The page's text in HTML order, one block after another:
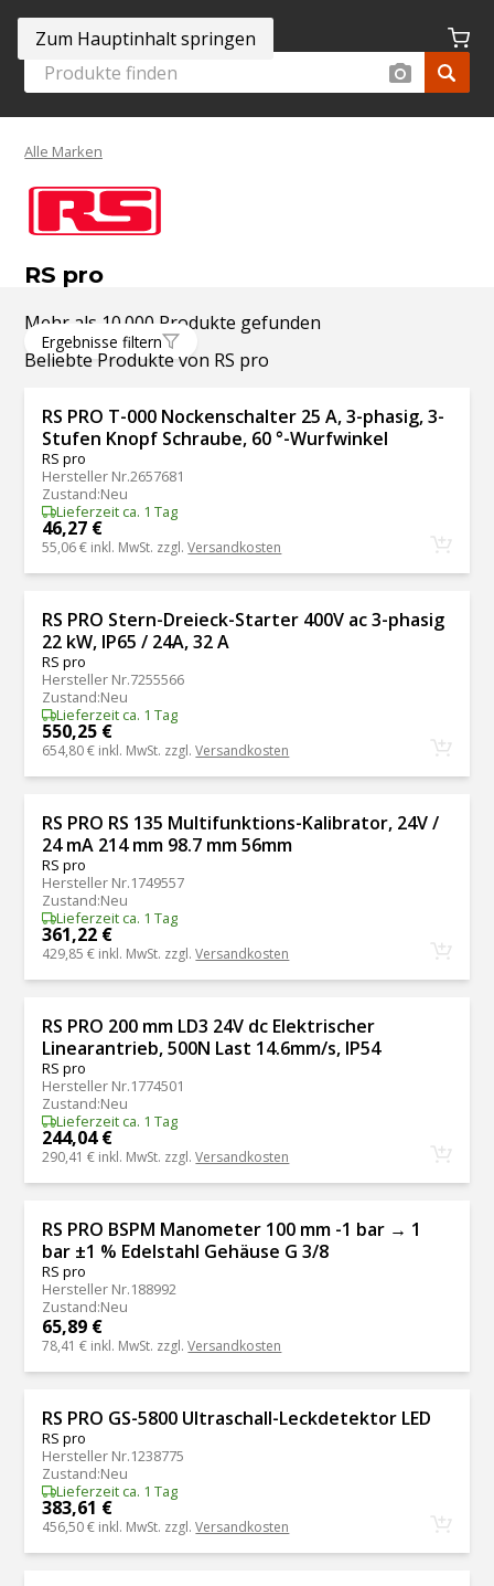
Zum Hauptinhalt springen
Alle Marken
RS pro
Mehr als 10.000 Produkte gefunden
Ergebnisse filtern
Beliebte Produkte von RS pro
RS PRO T-000 Nockenschalter 25 A, 3-phasig, 3-
Stufen Knopf Schraube, 60 °-Wurfwinkel
RS pro
Hersteller Nr.2657681
Zustand:Neu
Lieferzeit ca. 1 Tag
46,27 €
55,06 € inkl. MwSt. zzgl.Versandkosten
RS PRO Stern-Dreieck-Starter 400V ac 3-phasig
22 kW, IP65 / 24A, 32 A
RS pro
Hersteller Nr.7255566
Zustand:Neu
Lieferzeit ca. 1 Tag
550,25 €
654,80 € inkl. MwSt. zzgl.Versandkosten
RS PRO RS 135 Multifunktions-Kalibrator, 24V /
24 mA 214 mm 98.7 mm 56mm
RS pro
Hersteller Nr.1749557
Zustand:Neu
Lieferzeit ca. 1 Tag
361,22 €
429,85 € inkl. MwSt. zzgl.Versandkosten
RS PRO 200 mm LD3 24V dc Elektrischer
Linearantrieb, 500N Last 14.6mm/s, IP54
RS pro
Hersteller Nr.1774501
Zustand:Neu
Lieferzeit ca. 1 Tag
244,04 €
290,41 € inkl. MwSt. zzgl.Versandkosten
RS PRO BSPM Manometer 100 mm -1 bar → 1
bar ±1 % Edelstahl Gehäuse G 3/8
RS pro
Hersteller Nr.188992
Zustand:Neu
65,89 €
78,41 € inkl. MwSt. zzgl.Versandkosten
RS PRO GS-5800 Ultraschall-Leckdetektor LED
RS pro
Hersteller Nr.1238775
Zustand:Neu
Lieferzeit ca. 1 Tag
383,61 €
456,50 € inkl. MwSt. zzgl.Versandkosten